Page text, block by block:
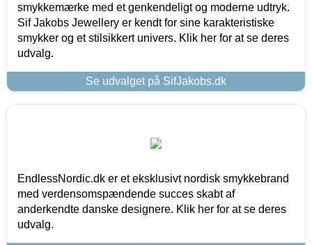
smykkemærke med et genkendeligt og moderne udtryk.
Sif Jakobs Jewellery er kendt for sine karakteristiske
smykker og et stilsikkert univers. Klik her for at se deres
udvalg.
Se udvalget på SifJakobs.dk
EndlessNordic.dk er et eksklusivt nordisk smykkebrand
med verdensomspændende succes skabt af
anderkendte danske designere. Klik her for at se deres
udvalg.